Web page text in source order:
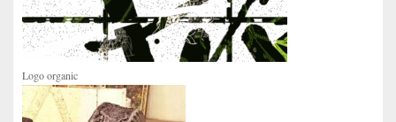
Logo organic